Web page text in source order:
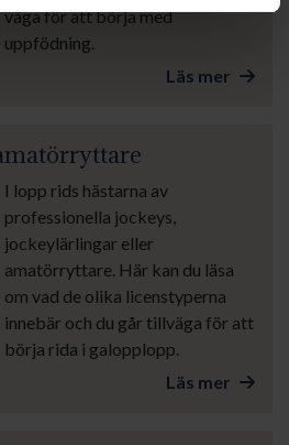
väga för att börja med
uppfödning.
Läs mer
I lopp rids hästarna av
professionella jockeys,
jockeylärlingar eller
amatörryttare. Här kan du läsa
om vad de olika licenstyperna
innebär och du går tillväga för att
börja rida i galopplopp.
Läs mer